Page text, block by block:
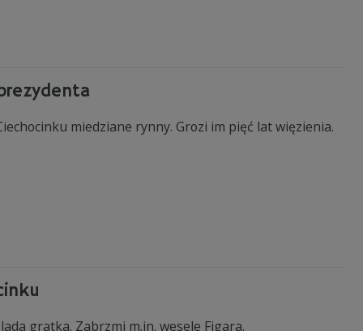
miedziane rynny. Grozi im pięć lat więzienia.
gratka. Zabrzmi m.in. wesele Figara.